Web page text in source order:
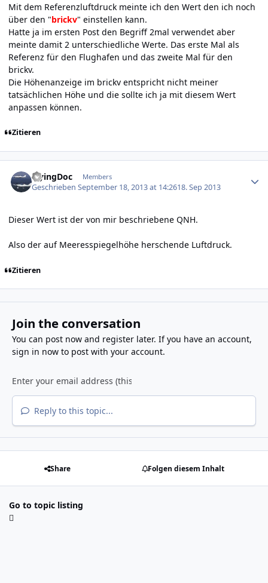
Mit dem Referenzluftdruck meinte ich den Wert den ich noch
über den "brickv" einstellen kann.
Hatte ja im ersten Post den Begriff 2mal verwendet aber
meinte damit 2 unterschiedliche Werte. Das erste Mal als
Referenz für den Flughafen und das zweite Mal für den
brickv.
Die Höhenanzeige im brickv entspricht nicht meiner
tatsächlichen Höhe und die sollte ich ja mit diesem Wert
anpassen können.
Zitieren
FlyingDoc Members
GeschriebenSeptember 18, 2013 at 14:2618. Sep 2013
Dieser Wert ist der von mir beschriebene QNH.
Also der auf Meeresspiegelhöhe herschende Luftdruck.
Zitieren
Join the conversation
You can post now and register later. If you have an account,
sign in nowto post with your account.
Reply to this topic...
Share Folgen diesem Inhalt
Go to topic listing